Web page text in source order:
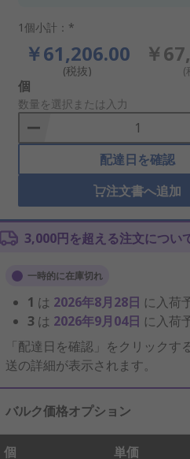
1個小計：*
￥61,206.00
(税抜)
￥
(
Add
to
Basket
個
数量を選択または入力
配達日を確認
注文書へ追加
3,000円を超える注文につい
一時的に在庫切れ
1 は 2026年8月28日 に入荷
3 は 2026年9月04日 に入荷
「配達日を確認」をクリックす
送の詳細が表示されます。
バルク価格オプション
個 単価